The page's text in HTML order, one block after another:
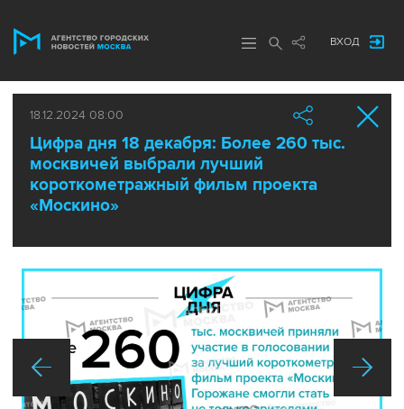
ВХОД
18.12.2024 08:00
Цифра дня 18 декабря: Более 260 тыс.
москвичей выбрали лучший
короткометражный фильм проекта
«Москино»